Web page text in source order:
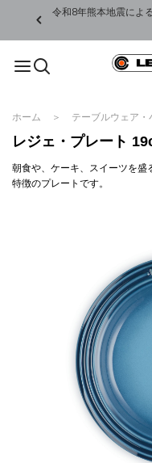
令和8年熊本地震によ
ホーム テーブルウェア・
レジェ・プレート
朝食や、ケーキ、スイーツを盛
特徴のプレートです。